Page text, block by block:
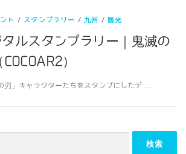
ト / スタンプラリー / 九州 /観光
ルスタンプラリー｜鬼滅の
）
刃」キャラクターたちをスタンプにしたデ …